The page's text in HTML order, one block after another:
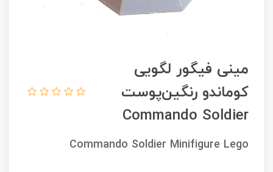
مینی فیگور لگویی
کوماندو رنگین‌پوست
Commando Soldier
Commando Soldier Minifigure Lego